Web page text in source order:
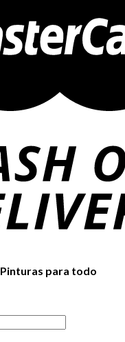
Pinturas para todo